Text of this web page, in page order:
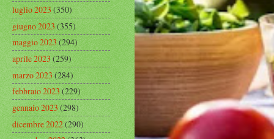
luglio 2023(350)
giugno 2023(355)
maggio 2023(294)
aprile 2023(259)
marzo 2023(284)
febbraio 2023(229)
gennaio 2023(298)
dicembre 2022(290)